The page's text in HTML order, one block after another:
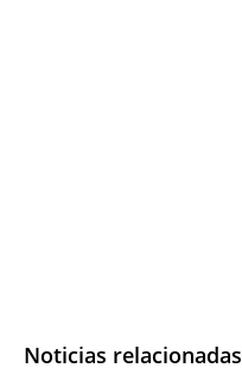
Noticias relacionadas